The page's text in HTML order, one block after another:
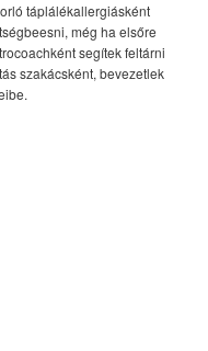
táplálékallergiásként
még ha elsőre
segítek feltárni
szakácsként, bevezetlek